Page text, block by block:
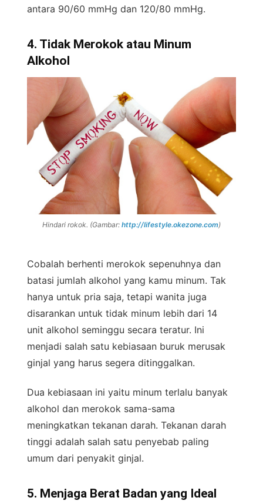
antara 90/60 mmHg dan 120/80 mmHg.
4. Tidak Merokok atau Minum
Alkohol
Hindari rokok. (Gambar: http://lifestyle.okezone.com)
Cobalah berhenti merokok sepenuhnya dan
batasi jumlah alkohol yang kamu minum. Tak
hanya untuk pria saja, tetapi wanita juga
disarankan untuk tidak minum lebih dari 14
unit alkohol seminggu secara teratur. Ini
menjadi salah satu kebiasaan buruk merusak
ginjal yang harus segera ditinggalkan.
Dua kebiasaan ini yaitu minum terlalu banyak
alkohol dan merokok sama-sama
meningkatkan tekanan darah. Tekanan darah
tinggi adalah salah satu penyebab paling
umum dari penyakit ginjal.
5. Menjaga Berat Badan yang Ideal